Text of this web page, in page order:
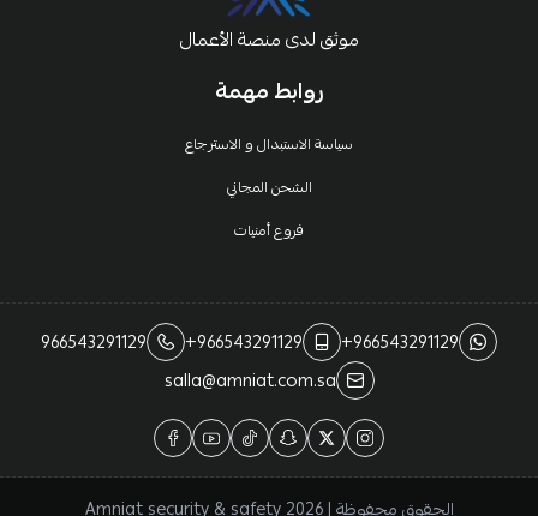
روابط مهمة
سياسة الاستبدال و الاسترجاع
الشحن المجاني
فروع أمنيات
موثق لدى منصة الأعمال
+966543291129
+966543291129
966543291129
salla@amniat.com.sa
الحقوق محفوظة | 2026 ِAmniat security & safety